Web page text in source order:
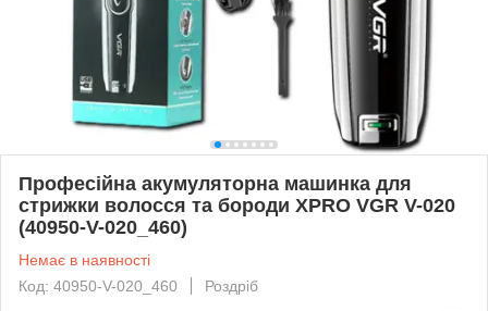
Професійна акумуляторна машинка для
стрижки волосся та бороди XPRO VGR V-020
(40950-V-020_460)
Немає в наявності
Код: 40950-V-020_460
Роздріб